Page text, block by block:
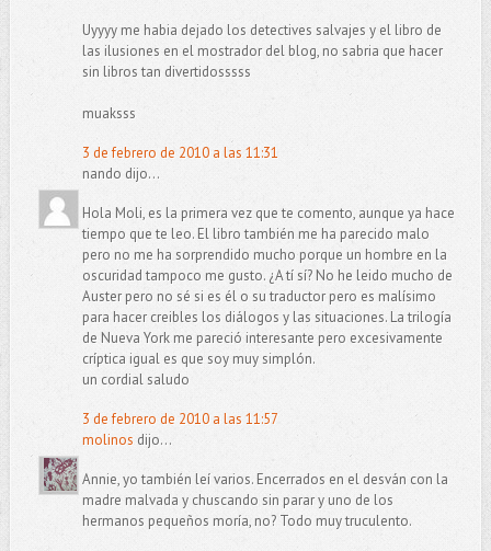
Uyyyy me habia dejado los detectives salvajes y el libro de
las ilusiones en el mostrador del blog, no sabria que hacer
sin libros tan divertidosssss
muaksss
3 de febrero de 2010 a las 11:31
nando dijo...
Hola Moli, es la primera vez que te comento, aunque ya hace
tiempo que te leo. El libro también me ha parecido malo
pero no me ha sorprendido mucho porque un hombre en la
oscuridad tampoco me gusto. ¿A tí sí? No he leido mucho de
Auster pero no sé si es él o su traductor pero es malísimo
para hacer creibles los diálogos y las situaciones. La trilogía
de Nueva York me pareció interesante pero excesivamente
críptica igual es que soy muy simplón.
un cordial saludo
3 de febrero de 2010 a las 11:57
molinos dijo...
Annie, yo también leí varios. Encerrados en el desván con la
madre malvada y chuscando sin parar y uno de los
hermanos pequeños moría, no? Todo muy truculento.